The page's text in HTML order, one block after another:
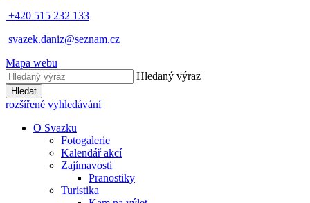
+420 515 232 133
svazek.daniz@seznam.cz
Mapa webu
Hledaný výraz
Hledat
rozšířené vyhledávání
O Svazku
Fotogalerie
Kalendář akcí
Zajímavosti
Pranostiky
Turistika